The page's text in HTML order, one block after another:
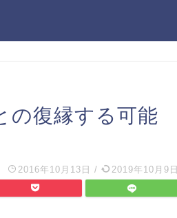
の復縁する可能
2016年10月13日 / 2019年10月9日